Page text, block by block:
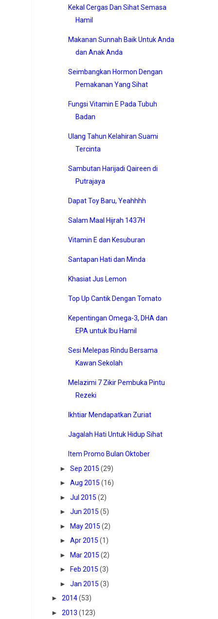
Kekal Cergas Dan Sihat Semasa
Hamil
Makanan Sunnah Baik Untuk Anda
dan Anak Anda
Seimbangkan Hormon Dengan
Pemakanan Yang Sihat
Fungsi Vitamin E Pada Tubuh
Badan
Ulang Tahun Kelahiran Suami
Tercinta
Sambutan Harijadi Qaireen di
Putrajaya
Dapat Toy Baru, Yeahhhh
Salam Maal Hijrah 1437H
Vitamin E dan Kesuburan
Santapan Hati dan Minda
Khasiat Jus Lemon
Top Up Cantik Dengan Tomato
Kepentingan Omega-3, DHA dan
EPA untuk Ibu Hamil
Sesi Melepas Rindu Bersama
Kawan Sekolah
Melazimi 7 Zikir Pembuka Pintu
Rezeki
Ikhtiar Mendapatkan Zuriat
Jagalah Hati Untuk Hidup Sihat
Item Promo Bulan Oktober
► Sep 2015 (29)
► Aug 2015 (16)
► Jul 2015 (2)
► Jun 2015 (5)
►
May 2015 (2)
► Apr 2015 (1)
►
Mar 2015 (2)
►
Feb 2015 (3)
► Jan 2015 (3)
► 2014(53)
► 2013 (123)